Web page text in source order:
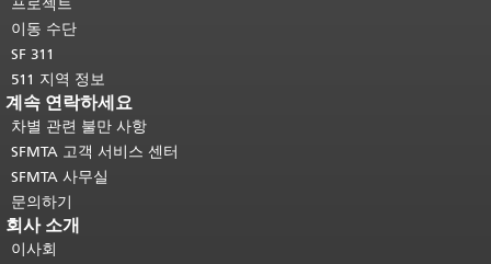
프로젝트
이동 수단
SF 311
511 지역 정보
계속 연락하세요
차별 관련 불만 사항
SFMTA 고객 서비스 센터
SFMTA 사무실
문의하기
회사 소개
이사회